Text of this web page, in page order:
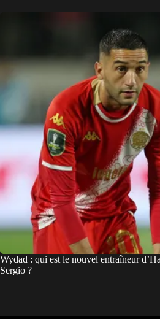
Wydad : qui est le nouvel entraîneur
Sergio ?